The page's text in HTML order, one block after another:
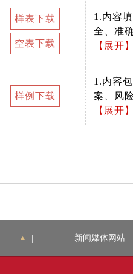
样表下载
空表下载
1.内容
全、准
章。需
格式递
【展开】
样例下载
1.内容
案、风
措施、
案、设
书；涉
【展开】
新闻媒体网站